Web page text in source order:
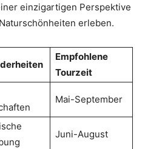
einzigartigen Perspektive
erleben.
Empfohlene
Tourzeit
Mai-September
Juni-August